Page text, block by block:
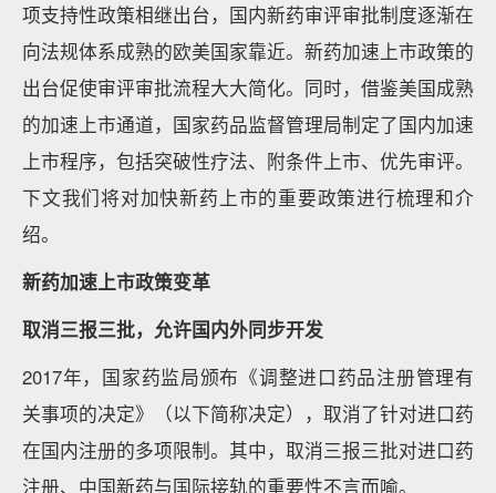
项支持性政策相继出台，国内新药审评审批制度逐渐在
向法规体系成熟的欧美国家靠近。新药加速上市政策的
出台促使审评审批流程大大简化。同时，借鉴美国成熟
的加速上市通道，国家药品监督管理局制定了国内加速
上市程序，包括突破性疗法、附条件上市、优先审评。
下文我们将对加快新药上市的重要政策进行梳理和介
绍。
新药加速上市政策变革
取消三报三批，允许国内外同步开发
2017年，国家药监局颁布《调整进口药品注册管理有
关事项的决定》（以下简称决定），取消了针对进口药
在国内注册的多项限制。其中，取消三报三批对进口药
注册、中国新药与国际接轨的重要性不言而喻。